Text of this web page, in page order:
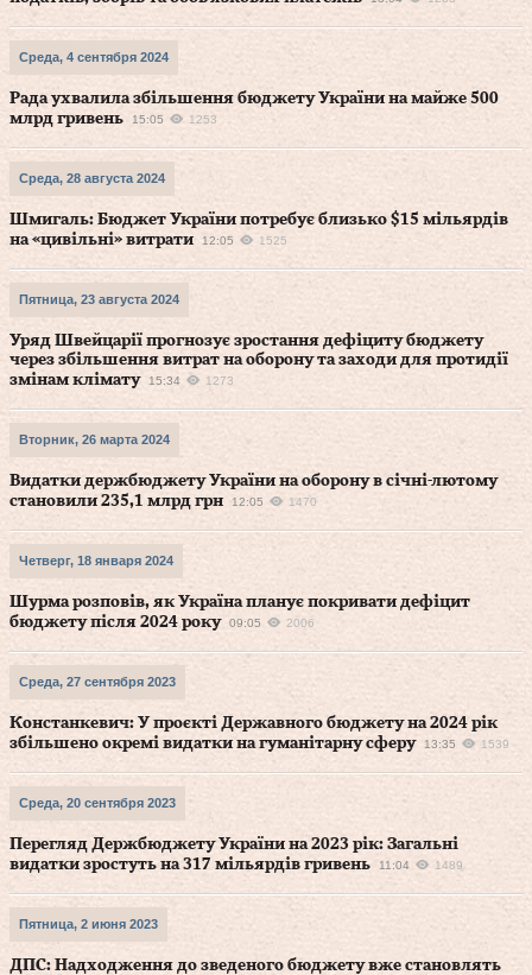
Среда, 4 сентября 2024
Рада ухвалила збільшення бюджету України на майже 500
млрд гривень
15:05 1253
Среда, 28 августа 2024
Шмигаль: Бюджет України потребує близько $15 мільярдів
на «цивільні» витрати
12:05 1525
Пятница, 23 августа 2024
Уряд Швейцарії прогнозує зростання дефіциту бюджету
через збільшення витрат на оборону та заходи для протидії
змінам клімату
15:34 1273
Вторник, 26 марта 2024
Видатки держбюджету України на оборону в січні-лютому
становили 235,1 млрд грн
12:05 1470
Четверг, 18 января 2024
Шурма розповів, як Україна планує покривати дефіцит
бюджету після 2024 року
09:05 2006
Среда, 27 сентября 2023
Констанкевич: У проєкті Державного бюджету на 2024 рік
збільшено окремі видатки на гуманітарну сферу
13:35 1539
Среда, 20 сентября 2023
Перегляд Держбюджету України на 2023 рік: Загальні
видатки зростуть на 317 мільярдів гривень
11:04 1489
Пятница, 2 июня 2023
ДПС: Надходження до зведеного бюджету вже становлять